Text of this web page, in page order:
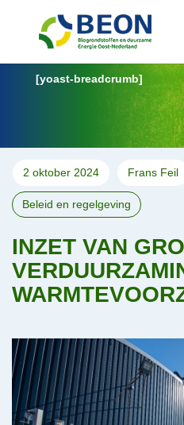
[yoast-breadcrumb]
2 oktober 2024 Frans Feil
Beleid en regelgeving
INZET VAN